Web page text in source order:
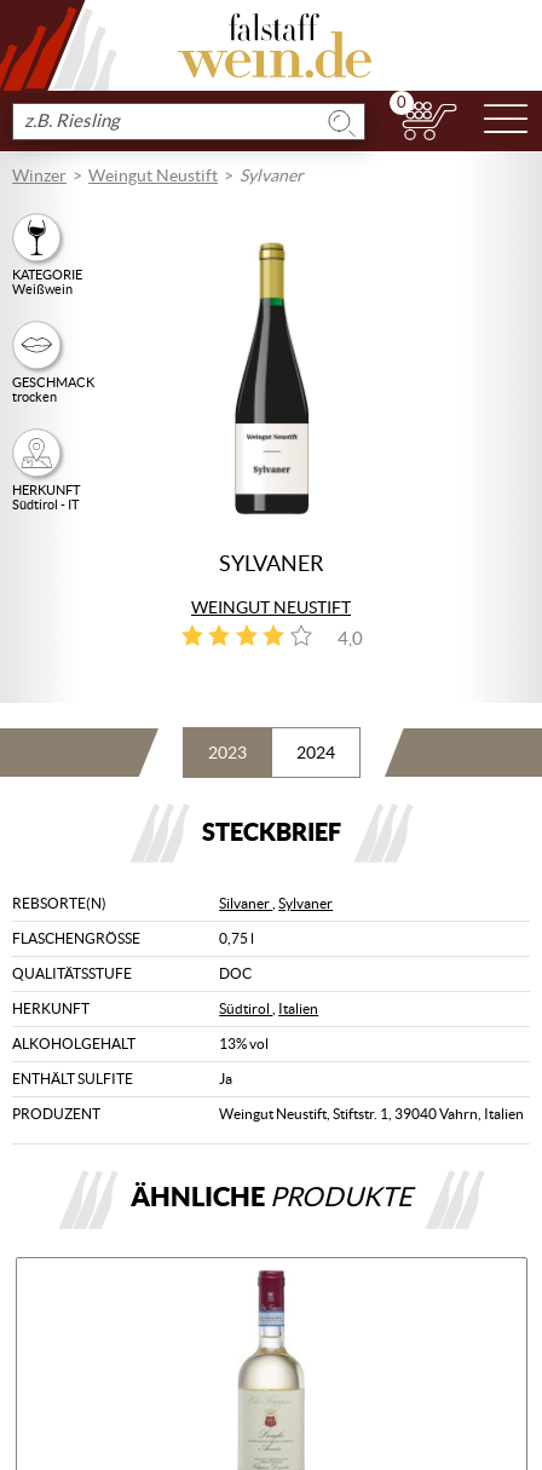
Produkt
suchen
0
Winzer Weingut Neustift Sylvaner
KATEGORIE
Weißwein
GESCHMACK
trocken
HERKUNFT
Südtirol - IT
SYLVANER
WEINGUT NEUSTIFT
4,0
4
2023 2024
STECKBRIEF
REBSORTE(N) Silvaner ,Sylvaner
FLASCHENGRÖSSE 0,75 l
QUALITÄTSSTUFE DOC
HERKUNFT Südtirol Italien
ALKOHOLGEHALT 13% vol
ENTHÄLT SULFITE Ja
PRODUZENT Weingut Neustift, Stiftstr. 1, 39040 Vahrn, Italien
ÄHNLICHE PRODUKTE